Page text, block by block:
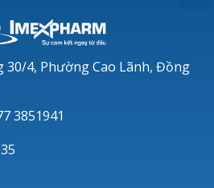
30/4, Phường Cao Lãnh, Đồng
3851941